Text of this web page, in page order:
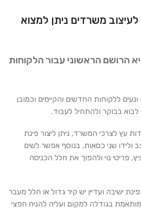
לעיצוב משרדים ניתן למצוא
הרושם הראשוני עבור הלקוחות
ללקוחות החדשים והקיימים וכמובן
לבוא בבוקר ולהתחיל לעבוד.
עץ לצרכי המשרד, ניתן ליצור פינת
ולידו שני כסאות, בנוסף אפשר לשים
פריטי נוי ולהפוך את חלל הכניסה
ישיבה ועדיין יש קיר גדול או חלל מעבר
מותאמת בגודלה למקום ועליה להניח חפצי